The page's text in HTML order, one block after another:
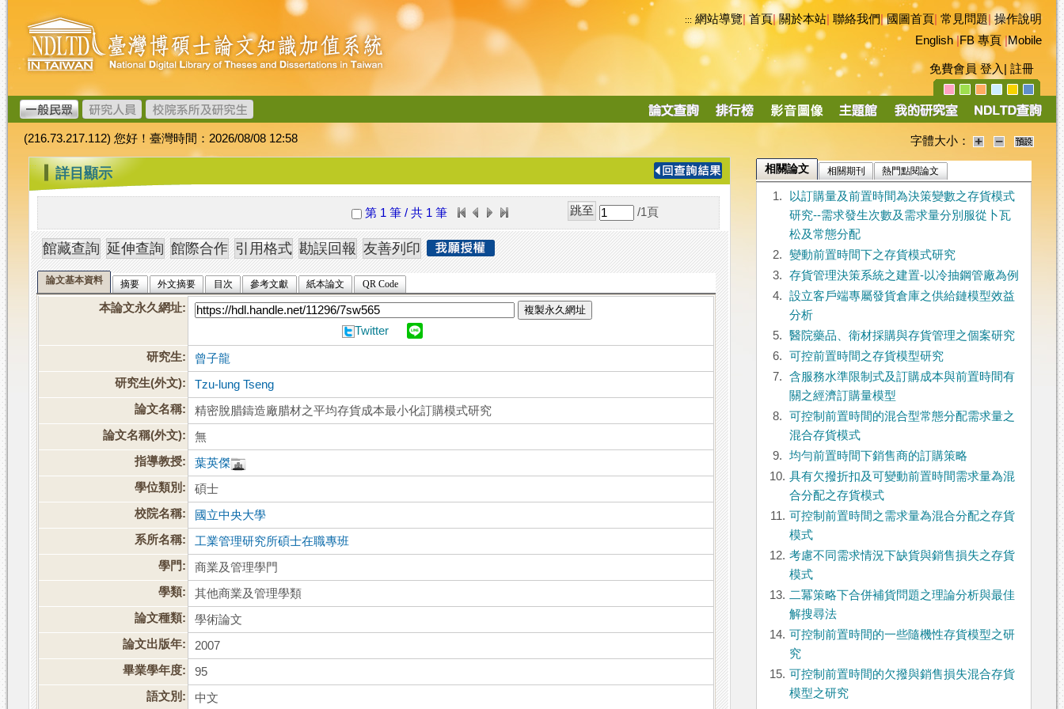
跳
到
主
要
內
容
臺
灣
博
碩
士
論
文
加
值
系
統
::: 網站導覽|首頁|關於本站 聯絡我們|國圖首頁 常見問題|操作說明
English|FB 專頁|Mobile
免費會員 登入 註冊
導
(216.73.217.112) 您好！臺灣時間：2026/08/08 12:58 字體大小：
::: 詳目顯示
第 1 筆 / 共 1 筆 /1 頁
論文基本資料 摘要 外文摘要 目次 參考文獻 紙本論文 QR Code
本論文永久網址: 複製永久網址
Twitter
研究生:
曾子龍
研究生(外文):
Tzu-lung Tseng
論文名稱:
精密脫腊鑄造廠腊材之平均存貨成本最小化訂購模式研究
論文名稱(外文):
無
指導教授:
葉英傑
學位類別:
碩士
校院名稱:
國立中央大學
系所名稱:
工業管理研究所碩士在職專班
學門:
商業及管理學門
學類:
其他商業及管理學類
論文種類:
學術論文
論文出版年:
2007
畢業學年度:
95
語文別:
中文
相關論文 相關期刊 熱門點閱論文
1.
以訂購量及前置時間為決策變數之存貨模式
研究--需求發生次數及需求量分別服從卜瓦
松及常態分配
2.
變動前置時間下之存貨模式研究
3.
存貨管理決策系統之建置-以冷抽鋼管廠為例
4.
設立客戶端專屬發貨倉庫之供給鏈模型效益
分析
5.
醫院藥品、衛材採購與存貨管理之個案研究
6.
可控前置時間之存貨模型研究
7.
含服務水準限制式及訂購成本與前置時間有
關之經濟訂購量模型
8.
可控制前置時間的混合型常態分配需求量之
混合存貨模式
9.
均勻前置時間下銷售商的訂購策略
10. 具有欠撥折扣及可變動前置時間需求量為混
合分配之存貨模式
11. 可控制前置時間之需求量為混合分配之存貨
模式
12. 考慮不同需求情況下缺貨與銷售損失之存貨
模式
13. 二冪策略下合併補貨問題之理論分析與最佳
解搜尋法
14. 可控制前置時間的一些隨機性存貨模型之研
究
15. 可控制前置時間的欠撥與銷售損失混合存貨
模型之研究